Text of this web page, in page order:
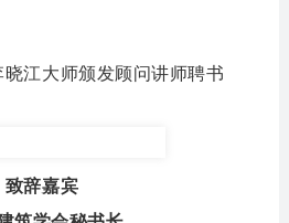
江大师颁发顾问讲师聘书
致辞嘉宾